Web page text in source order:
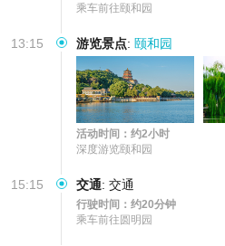
乘车前往颐和园
13:15 游览景点: 颐和园
活动时间：约2小时
深度游览颐和园
15:15 交通: 交通
行驶时间：约20分钟
乘车前往圆明园